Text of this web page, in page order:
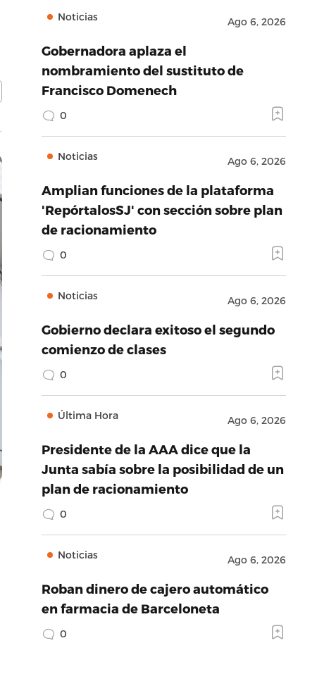
Noticias Ago 6, 2026
Gobernadora aplaza el
nombramiento del sustituto de
Francisco Domenech
0
Noticias Ago 6, 2026
Amplian funciones de la plataforma
'RepórtalosSJ' con sección sobre plan
de racionamiento
0
Noticias Ago 6, 2026
Gobierno declara exitoso el segundo
comienzo de clases
0
Última Hora Ago 6, 2026
Presidente de la AAA dice que la
Junta sabía sobre la posibilidad de un
plan de racionamiento
0
Noticias Ago 6, 2026
Roban dinero de cajero automático
en farmacia de Barceloneta
0